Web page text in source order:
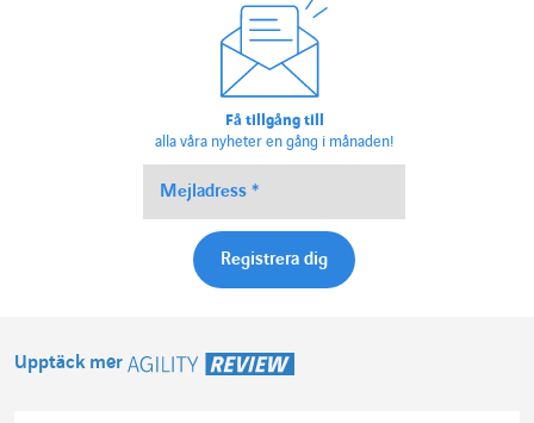
Få tillgång till
alla våra nyheter en gång i månaden!
Upptäck mer